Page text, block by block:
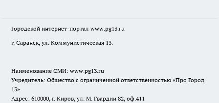
Городской интернет-портал www.pg13.ru
г. Саранск, ул. Коммунистическая 13.
Наименование СМИ: www.pg13.ru
Учредитель: Общество с ограниченной ответственностью «Про Город
13»
Адрес: 610000, г. Киров, ул. М. Гвардии 82, оф.411